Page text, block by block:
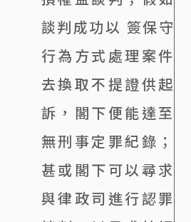
談判成功以 簽保守
行為方式處理案件
去換取不提證供起
訴，閣下便能達至
無刑事定罪紀錄；
甚或閣下可以尋求
與律政司進行認罪